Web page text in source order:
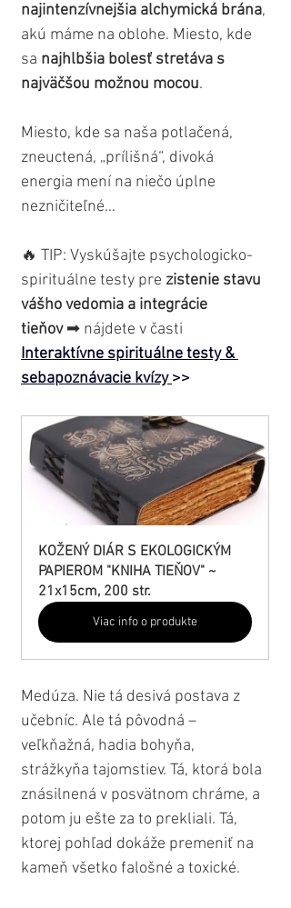
najintenzívnejšia alchymická brána,
akú máme na oblohe. Miesto, kde
sa najhlbšia bolesť stretáva s
najväčšou možnou mocou.
Miesto, kde sa naša potlačená,
zneuctená, „prílišná“, divoká
energia mení na niečo úplne
nezničiteľné...
🔥 TIP: Vyskúšajte psychologicko-
spirituálne testy pre zistenie stavu
vášho vedomia a integrácie
tieňov ➡ nájdete v časti
Interaktívne spirituálne testy &
sebapoznávacie kvízy >>
KOŽENÝ DIÁR S EKOLOGICKÝM
PAPIEROM "KNIHA TIEŇOV" ~
21x15cm, 200 str.
Viac info o produkte
Medúza. Nie tá desivá postava z
učebníc. Ale tá pôvodná –
veľkňažná, hadia bohyňa,
strážkyňa tajomstiev. Tá, ktorá bola
znásilnená v posvätnom chráme, a
potom ju ešte za to prekliali. Tá,
ktorej pohľad dokáže premeniť na
kameň všetko falošné a toxické.